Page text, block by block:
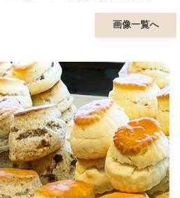
画像一覧へ